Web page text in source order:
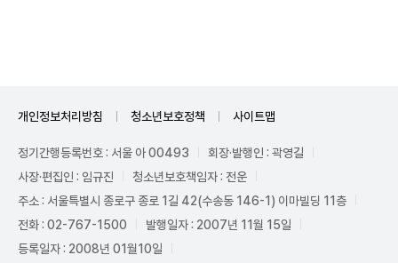
개인정보처리방침 청소년보호정책 사이트맵
정기간행등록번호 : 서울 아 00493
회장·발행인 : 곽영길
사장·편집인 : 임규진
청소년보호책임자 : 전운
주소 : 서울특별시 종로구 종로 1길 42(수송동 146-1) 이마빌딩 11층
전화 : 02-767-1500
발행일자 : 2007년 11월 15일
등록일자 : 2008년 01월10일